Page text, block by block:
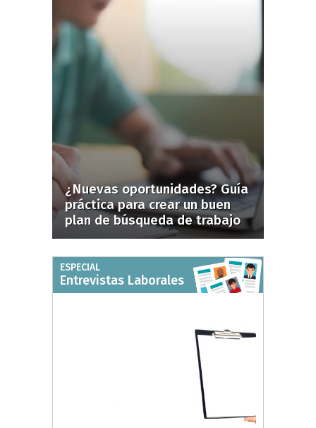
¿Nuevas oportunidades? Guía
práctica para crear un buen
plan de búsqueda de trabajo
ESPECIAL
Entrevistas Laborales